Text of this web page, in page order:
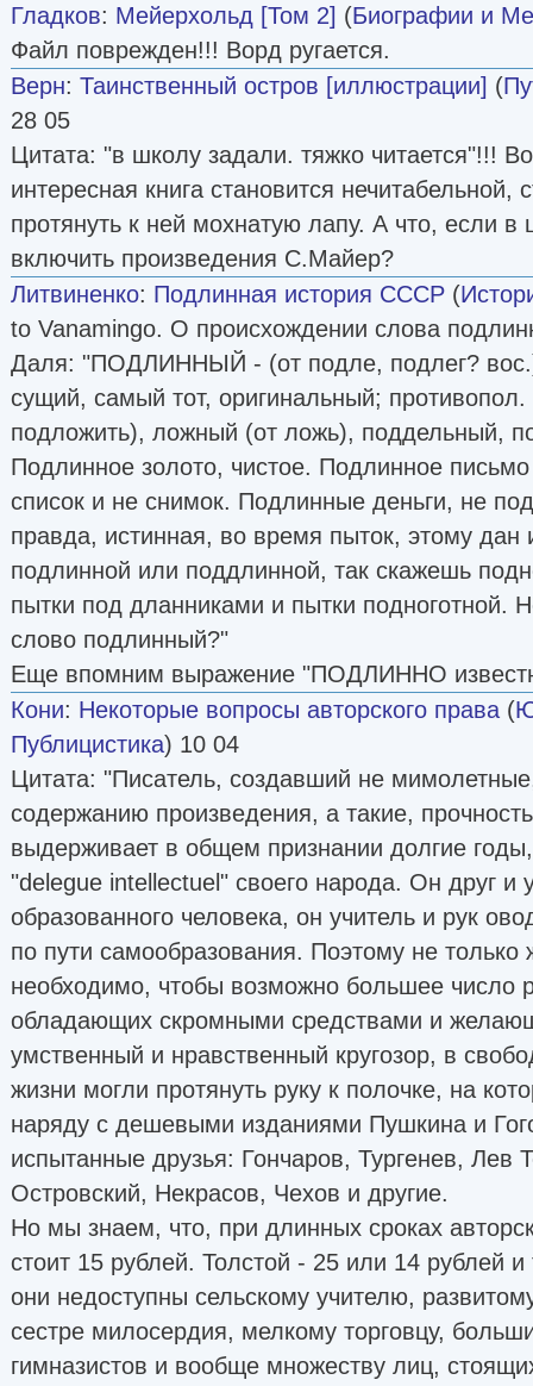
Гладков: Мейерхольд [Том 2] (Биографии и
Файл поврежден!!! Ворд ругается.
Верн: Таинственный остров [иллюстрации] (
28 05
Цитата: "в школу задали. тяжко читается"!!!
интересная книга становится нечитабельной,
протянуть к ней мохнатую лапу. А что, если
включить произведения С.Майер?
Литвиненко: Подлинная история СССР (
to Vanamingo. О происхождении слова
Даля: "ПОДЛИННЫЙ - (от подле, подлег?
сущий, самый тот, оригинальный;
подложить), ложный (от ложь), поддельный,
Подлинное золото, чистое. Подлинное
список и не снимок. Подлинные деньги, не
правда, истинная, во время пыток, этому
подлинной или поддлинной, так скажешь
пытки под дланниками и пытки подноготной.
слово подлинный?"
Еще впомним выражение "ПОДЛИННО
Кони: Некоторые вопросы авторского права (
Публицистика) 10 04
Цитата: "Писатель, создавший не
содержанию произведения, а такие,
выдерживает в общем признании долгие
"delegue intellectuel" своего народа. Он друг и
образованного человека, он учитель и рук
по пути самообразования. Поэтому не только
необходимо, чтобы возможно большее число
обладающих скромными средствами и
умственный и нравственный кругозор, в
жизни могли протянуть руку к полочке, на
наряду с дешевыми изданиями Пушкина и
испытанные друзья: Гончаров, Тургенев, Лев
Островский, Некрасов, Чехов и другие.
Но мы знаем, что, при длинных сроках
стоит 15 рублей. Толстой - 25 или 14 рублей и
они недоступны сельскому учителю,
сестре милосердия, мелкому торговцу,
гимназистов и вообще множеству лиц,